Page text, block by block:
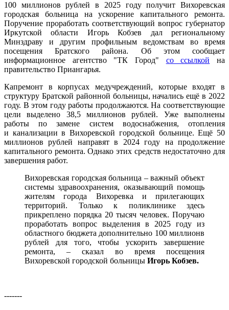
100 миллионов рублей в 2025 году получит Вихоревская
городская больница на ускорение капитального ремонта.
Поручение проработать соответствующий вопрос губернатор
Иркутской области Игорь Кобзев дал региональному
Минздраву и другим профильным ведомствам во время
посещения Братского района. Об этом сообщает
информационное агентство "ТК Город" со ссылкой на
правительство Приангарья.
Капремонт в корпусах медучреждений, которые входят в
структуру Братской районной больницы, начались ещё в 2022
году. В этом году работы продолжаются. На соответствующие
цели выделено 38,5 миллионов рублей. Уже выполнены
работы по замене систем водоснабжения, отопления
и канализации в Вихоревской городской больнице. Ещё 50
миллионов рублей направят в 2024 году на продолжение
капитального ремонта. Однако этих средств недостаточно для
завершения работ.
Вихоревская городская больница – важный объект
системы здравоохранения, оказывающий помощь
жителям города Вихоревка и прилегающих
территорий. Только к поликлинике здесь
прикреплено порядка 20 тысяч человек. Поручаю
проработать вопрос выделения в 2025 году из
областного бюджета дополнительно 100 миллионв
рублей для того, чтобы ускорить завершение
ремонта, – сказал во время посещения
Вихоревской городской больницы Игорь Кобзев.
-------